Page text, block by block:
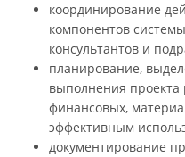
координирование
компонентов
консультантов и
планирование,
выполнения проекта
финансовых,
эффективным
документирование